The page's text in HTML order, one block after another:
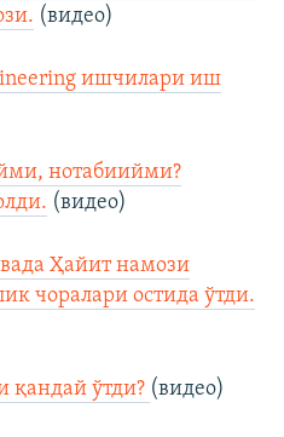
(видео)
ишчилари иш
нотабиийми?
(видео)
Ҳайит намози
чоралари остида ўтди.
қандай ўтди? (видео)